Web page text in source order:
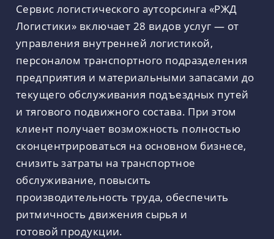
Сервис логистического аутсорсинга «РЖД
Логистики» включает 28 видов услуг — от
управления внутренней логистикой,
персоналом транспортного подразделения
предприятия и материальными запасами до
текущего обслуживания подъездных путей
и тягового подвижного состава. При этом
клиент получает возможность полностью
сконцентрироваться на основном бизнесе,
снизить затраты на транспортное
обслуживание, повысить
производительность труда, обеспечить
ритмичность движения сырья и
готовой продукции.